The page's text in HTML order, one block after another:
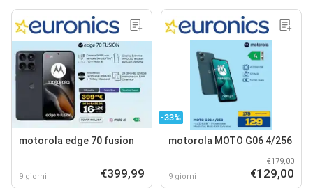
motorola edge 70 fusion
9 giorni €399,99
-33%
motorola MOTO G06 4/256
9 giorni
€179,00
€129,00